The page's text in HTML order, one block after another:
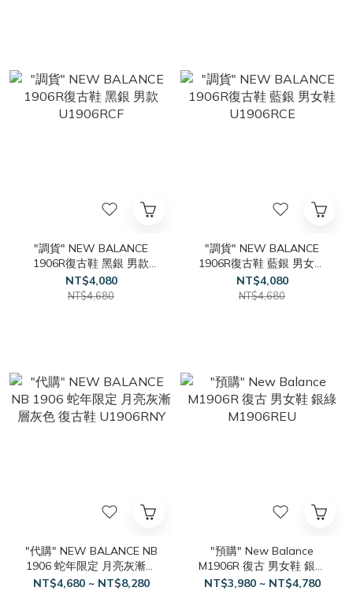
"調貨" NEW BALANCE
1906R復古鞋 黑銀 男款
U1906RCF
NT$4,080
NT$4,680
"調貨" NEW BALANCE
1906R復古鞋 藍銀 男女鞋
U1906RCE
NT$4,080
NT$4,680
"代購" NEW BALANCE NB
1906 蛇年限定 月亮灰漸層
灰色 復古鞋 U1906RNY
NT$4,680 ~ NT$8,280
"預購" New Balance
M1906R 復古 男女鞋 銀綠
M1906REU
NT$3,980 ~ NT$4,780